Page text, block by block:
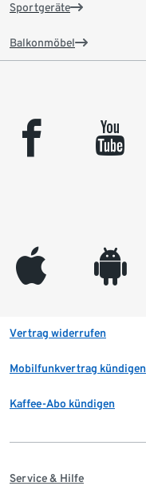
Sportgeräte
Balkonmöbel
facebook youtube
appleinc android
Vertrag widerrufen
Mobilfunkvertrag kündigen
Kaffee-Abo kündigen
Service & Hilfe